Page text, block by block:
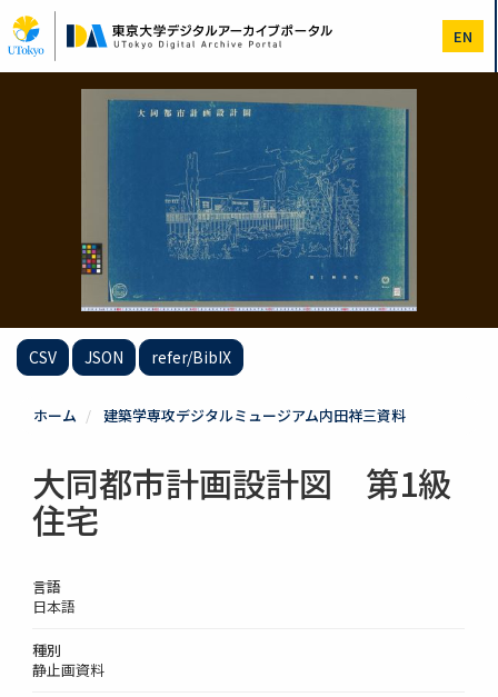
イ
ン
コ
EN
CSV JSON refer/BibIX
ホーム 建築学専攻デジタルミュージアム内田祥三資料
大同都市計画設計図 第1級
住宅
言語
日本語
種別
静止画資料